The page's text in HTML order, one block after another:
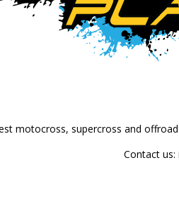
motocross, supercross and
Contact us: